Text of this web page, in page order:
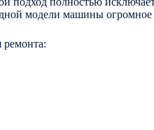
модели машины огромное
ремонта: